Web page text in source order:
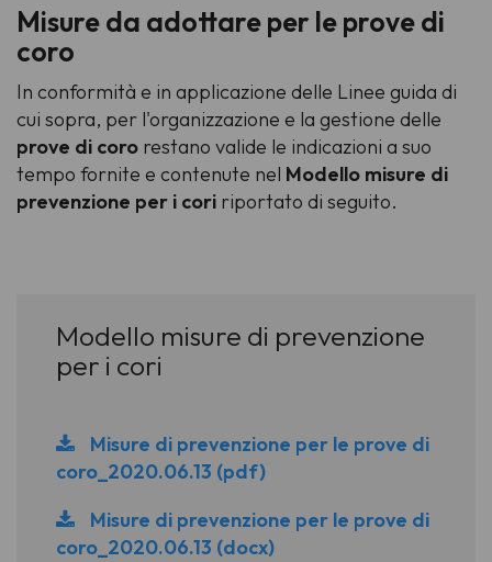
Misure da adottare per le prove di
coro
In conformità e in applicazione delle Linee guida di
cui sopra, per l'organizzazione e la gestione delle
prove di coro restano valide le indicazioni a suo
tempo fornite e contenute nel Modello misure di
prevenzione per i cori riportato di seguito.
Modello misure di prevenzione
per i cori
Misure di prevenzione per le prove di
coro_2020.06.13 (pdf)
Misure di prevenzione per le prove di
coro_2020.06.13 (docx)